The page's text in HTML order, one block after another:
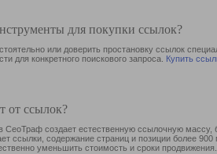
для покупки ссылок?
или доверить простановку ссылок
для конкретного поискового запроса. Купить
от ссылок?
СеоТраф создает естественную ссылочную
ссылки, содержание страниц и позиции более
уменьшить стоимость и сроки продвижения.